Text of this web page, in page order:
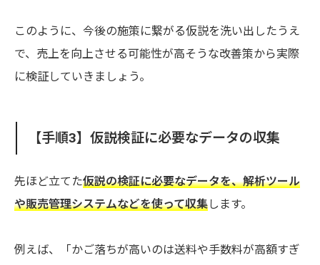
このように、今後の施策に繋がる仮説を洗い出したうえ
で、売上を向上させる可能性が高そうな改善策から実際
に検証していきましょう。
【手順3】仮説検証に必要なデータの収集
先ほど立てた仮説の検証に必要なデータを、解析ツール
や販売管理システムなどを使って収集します。
例えば、「かご落ちが高いのは送料や手数料が高額すぎ
ECサイトで売上分析を行うべき3つの理由
ECサイトの売上分析を行う際の基本的な手順6つ
【手順2】仮説を洗い出す
【手順4】収集したデータを分析する
ECサイトの売上分析で見るべき指標(項目)12選